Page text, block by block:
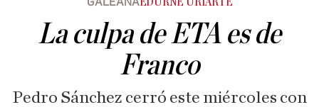
La culpa de ETA es de
Franco
Pedro Sánchez cerró este miércoles con